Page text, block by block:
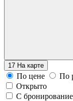
17 На карте
По цене
По
Открыто
С